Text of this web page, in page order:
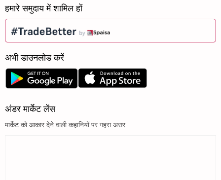
हमारे समुदाय में शामिल हों
अभी डाउनलोड करें
अंडर मार्केट लेंस
मार्केट को आकार देने वाली कहानियों पर गहरा असर